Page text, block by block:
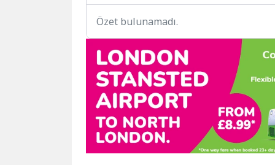
Özet bulunamadı.